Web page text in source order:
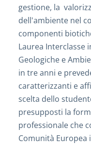
gestione, la
dell'ambiente nel
componenti
Laurea Interclasse
Geologiche e
in tre anni e
caratterizzanti e
scelta dello
presupposti la
professionale che
Comunità